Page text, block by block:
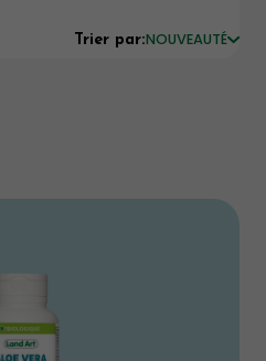
Trier par:NOUVEAUTÉ